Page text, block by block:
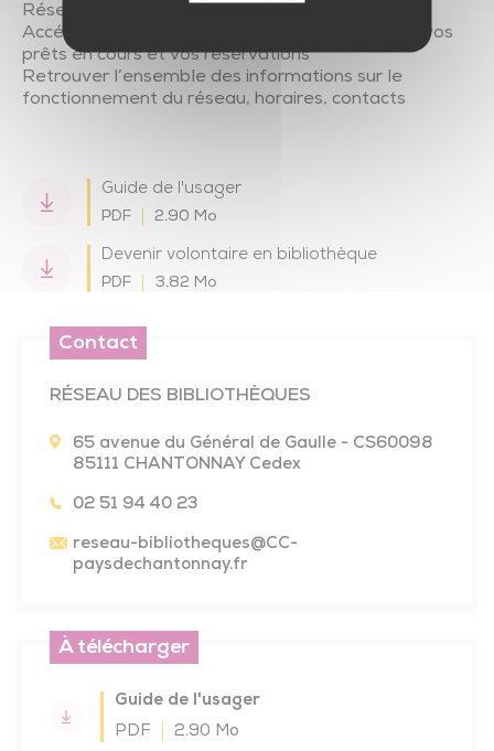
Réserver un document
Accéder à votre compte lecteur pour consulter vos
prêts en cours et vos réservations
Retrouver l’ensemble des informations sur le
fonctionnement du réseau, horaires, contacts
Guide de l'usager
PDF 2.90 Mo
Devenir volontaire en bibliothèque
PDF 3.82 Mo
Contact
RÉSEAU DES BIBLIOTHÈQUES
65 avenue du Général de Gaulle - CS60098
85111 CHANTONNAY Cedex
02 51 94 40 23
reseau-bibliotheques@CC-
paysdechantonnay.fr
À télécharger
Guide de l'usager
PDF
2.90 Mo